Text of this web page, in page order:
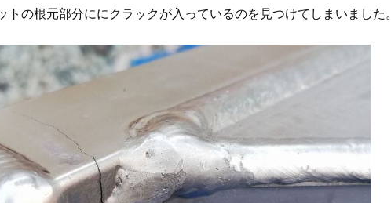
トの根元部分ににクラックが入っているのを見つけてしまいました。